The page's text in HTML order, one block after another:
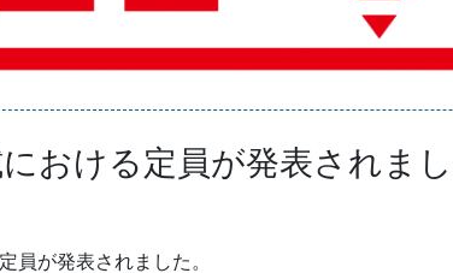
おける定員が発表されまし
員が発表されました。